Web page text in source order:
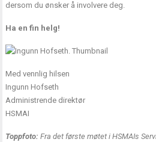
dersom du ønsker å involvere deg.
Ha en fin helg!
Med vennlig hilsen
Ingunn Hofseth
Administrende direktør
HSMAI
Toppfoto: Fra det første møtet i HSMAIs